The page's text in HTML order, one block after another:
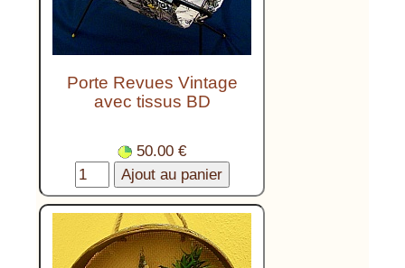
Porte Revues Vintage
avec tissus BD
50.00 €